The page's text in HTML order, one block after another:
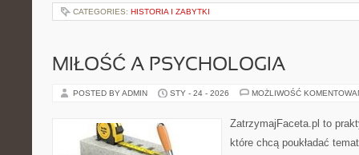
CATEGORIES: HISTORIA I ZABYTKI
MIŁOŚĆ A PSYCHOLOGIA
POSTED BY ADMIN STY - 24 - 2026 MOŻLIWOŚĆ
ZatrzymajFaceta.pl to
które chcą poukładać